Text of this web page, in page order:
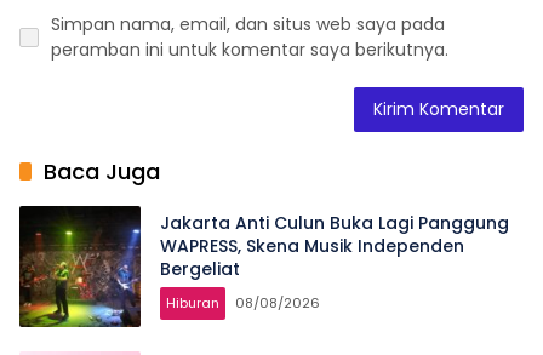
Simpan nama, email, dan situs web saya pada
peramban ini untuk komentar saya berikutnya.
Baca Juga
Jakarta Anti Culun Buka Lagi Panggung
WAPRESS, Skena Musik Independen
Bergeliat
Hiburan 08/08/2026